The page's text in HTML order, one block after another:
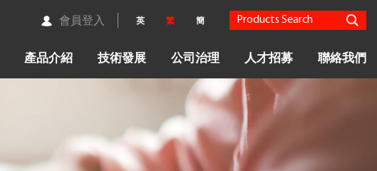
產品介紹 技術發展 公司治理 人才招募 聯絡我們
會員登入 英 繁 簡